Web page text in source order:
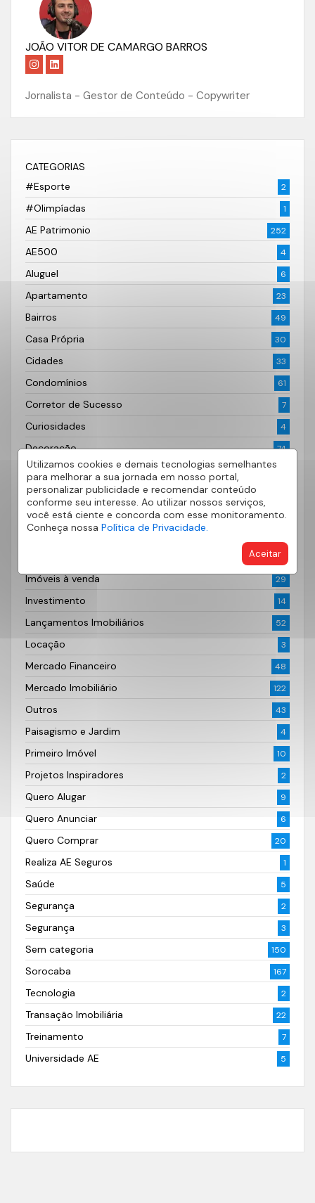
Utilizamos cookies e demais tecnologias semelhantes
para melhorar a sua jornada em nosso portal,
personalizar publicidade e recomendar conteúdo
conforme seu interesse. Ao utilizar nossos serviços,
você está ciente e concorda com esse monitoramento.
Conheça nossa Política de Privacidade.
Aceitar
JOÃO VITOR DE CAMARGO BARROS
Jornalista - Gestor de Conteúdo - Copywriter
CATEGORIAS
#Esporte
2
#Olimpíadas 1
AE Patrimonio 252
AE500 4
Aluguel 6
Apartamento 23
Bairros 49
Casa Própria 30
Cidades 33
Condomínios 61
Corretor de Sucesso 7
Curiosidades 4
Decoração 74
Dicas 178
Dicas do Bairro
Documentação Imobiliária 6
Fotografia
62
Imóveis à venda 29
Investimento 14
Lançamentos Imobiliários 52
Locação 3
Mercado Financeiro 48
Mercado Imobiliário 122
Outros 43
Paisagismo e Jardim 4
Primeiro Imóvel 10
Projetos Inspiradores 2
Quero Alugar 9
Quero Anunciar 6
Quero Comprar 20
Realiza AE Seguros 1
Saúde 5
Segurança 2
Segurança 3
Sem categoria 150
Sorocaba 167
Tecnologia 2
Transação Imobiliária 22
Treinamento 7
Universidade AE 5